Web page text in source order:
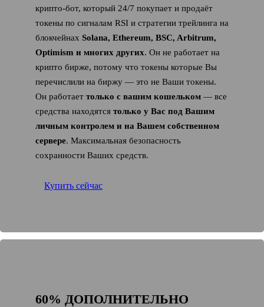
крипто-бот, который 24/7 покупает и продаёт
токены по сигналам RSI и стратегии трейлинга на
блокчейнах Solana, Ethereum, BSC, Arbitrum,
Optimism и многих других. Он не работает на
крипто бирже, потому что токены которые Вы
перечислили на биржу — это не Ваши токены.
Он работает только с вашим кошельком — все
средства находятся только у Вас под Вашим
личным контролем и на Вашем собственном
сервере. Максимальная безопасность
сохранности Ваших средств.
Купить сейчас
60% ДОПОЛНИТЕЛЬНО